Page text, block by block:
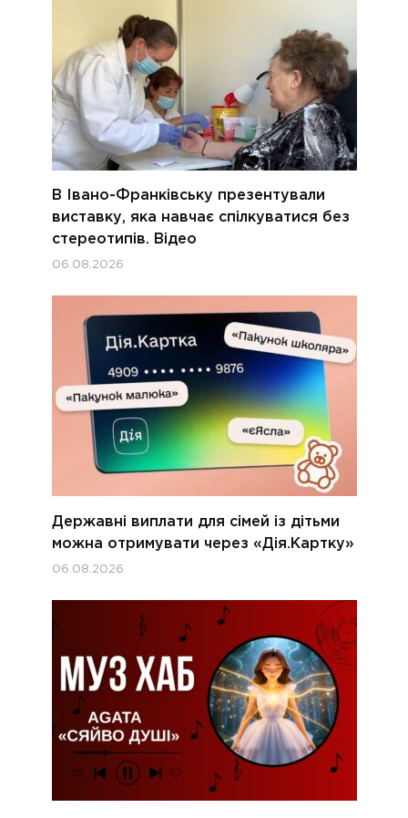
В Івано-Франківську презентували
виставку, яка навчає спілкуватися без
стереотипів. Відео
06.08.2026
Державні виплати для сімей із дітьми
можна отримувати через «Дія.Картку»
06.08.2026